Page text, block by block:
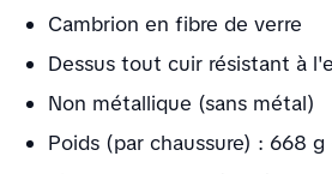
Cambrion en fibre de verre
Dessus tout cuir résistant à
Non métallique (sans métal)
Poids (par chaussure) : 668